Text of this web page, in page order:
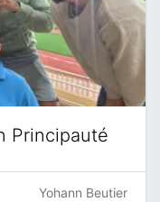
Principauté
Yohann Beutier